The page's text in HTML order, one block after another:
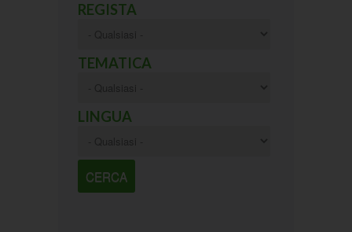
REGISTA
TEMATICA
LINGUA